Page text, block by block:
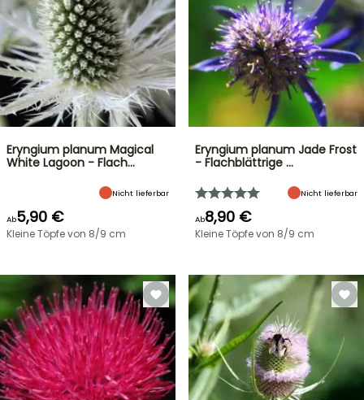
Eryngium planum Magical
White Lagoon - Flach…
Nicht lieferbar
Ab5,90 €
Kleine Töpfe von 8/9 cm
Eryngium planum Jade Frost
- Flachblättrige …
Nicht lieferbar
Ab8,90 €
Kleine Töpfe von 8/9 cm